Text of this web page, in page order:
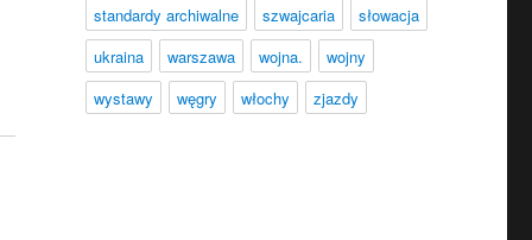
standardy archiwalne
szwajcaria
słowacja
ukraina
warszawa wojna.
wojny
wystawy
węgry włochy zjazdy